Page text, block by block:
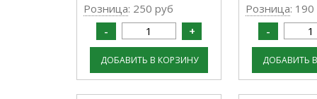
Розница: 250 руб
Розница: